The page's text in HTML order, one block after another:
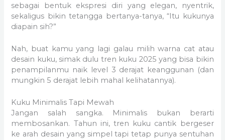
sebagai bentuk ekspresi diri yang elegan, nyentrik,
sekaligus bikin tetangga bertanya-tanya, “Itu kukunya
diapain sih?”
Nah, buat kamu yang lagi galau milih warna cat atau
desain kuku, simak dulu tren kuku 2025 yang bisa bikin
penampilanmu naik level 3 derajat keanggunan (dan
mungkin 5 derajat lebih mahal kelihatannya).
Kuku Minimalis Tapi Mewah
Jangan salah sangka. Minimalis bukan berarti
membosankan. Tahun ini, tren kuku cantik bergeser
ke arah desain yang simpel tapi tetap punya sentuhan